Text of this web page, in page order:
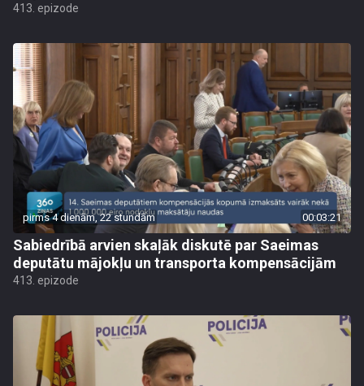
413. epizode
pirms 4 dienām, 22 stundām 00:03:21
Sabiedrībā arvien skaļāk diskutē par Saeimas
deputātu mājokļu un transporta kompensācijām
413. epizode